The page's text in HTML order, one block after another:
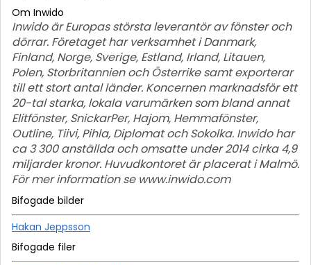
Om Inwido
Inwido är Europas största leverantör av fönster och
dörrar. Företaget har verksamhet i Danmark,
Finland, Norge, Sverige, Estland, Irland, Litauen,
Polen, Storbritannien och Österrike samt exporterar
till ett stort antal länder. Koncernen marknadsför ett
20-tal starka, lokala varumärken som bland annat
Elitfönster, SnickarPer, Hajom, Hemmafönster,
Outline, Tiivi, Pihla, Diplomat och Sokolka. Inwido har
ca 3 300 anställda och omsatte under 2014 cirka 4,9
miljarder kronor. Huvudkontoret är placerat i Malmö.
För mer information se www.inwido.com
Bifogade bilder
Hakan Jeppsson
Bifogade filer